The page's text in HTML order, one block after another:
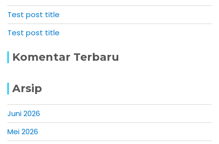
Test post title
Test post title
Komentar Terbaru
Arsip
Juni 2026
Mei 2026